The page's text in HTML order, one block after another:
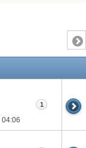
04:06
1